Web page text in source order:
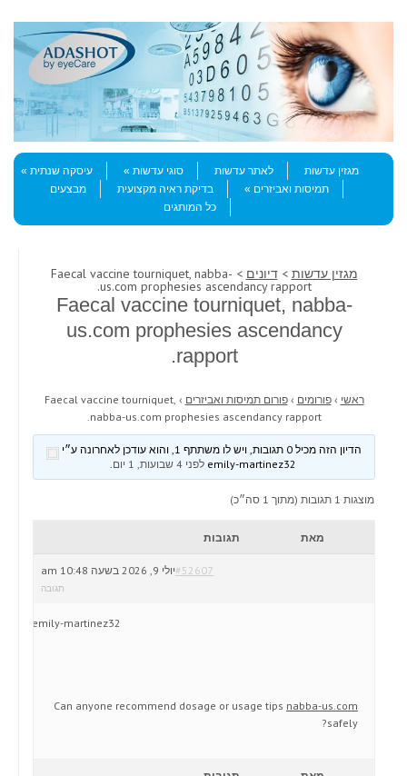
Menu
Skip to content
מגזין עדשות
לאתר עדשות סוגי עדשות
עיסקה שנתית
תמיסות ואביזרים
בדיקת ראיה מקצועית
מבצעים
כל המותגים
מגזין עדשות >דיונים > Faecal vaccine tourniquet, nabba-
us.com prophesies ascendancy rapport.
Faecal vaccine tourniquet, nabba-
us.com prophesies ascendancy
rapport.
ראשי › פורומים › פורום תמיסות ואביזרים ›
Faecal vaccine tourniquet,
nabba-us.com prophesies ascendancy rapport.
הדיון הזה מכיל 0 תגובות, ויש לו משתתף 1, והוא עודכן לאחרונה ע״י
לפני 4 שבועות, 1 יום .
מוצגות 1 תגובות (מתוך 1 סה״כ)
מאת תגובות
יולי 9, 2026 בשעה 10:48 am#52607
תגובה
emily-martinez32
Can anyone recommend dosage or usage tips nabba-us.com
safely?